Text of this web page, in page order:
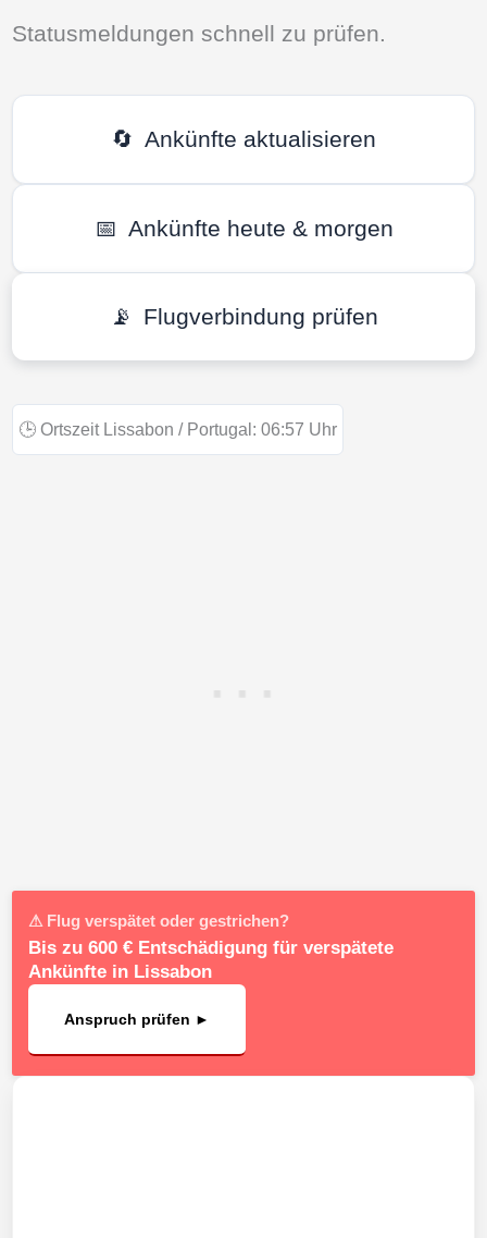
Statusmeldungen schnell zu prüfen.
🔄 Ankünfte aktualisieren
📅 Ankünfte heute & morgen
📡 Flugverbindung prüfen
🕒 Ortszeit Lissabon / Portugal: 06:57 Uhr
⚠ Flug verspätet oder gestrichen?
Bis zu 600 € Entschädigung für verspätete
Ankünfte in Lissabon
Anspruch prüfen ►